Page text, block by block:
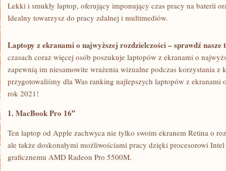
Lekki i smukły laptop, oferujący imponujący⁣ czas ⁣pracy na​ baterii
Idealny towarzysz do pracy zdalnej i multimediów.
Laptopy⁤ z ekranami⁤ o najwyższej rozdzielczości – sprawdź nasze
⁣czasach ⁢coraz więcej osób poszukuje⁣ laptopów z ekranami o
zapewnią im⁢ niesamowite wrażenia wizualne podczas korzystania z
przygotowaliśmy dla Was ranking najlepszych laptopów z ekranami
rok 2021!
1.⁣ MacBook⁣ Pro 16″
Ten laptop od Apple zachwyca nie tylko swoim ekranem Retina o‍
ale także doskonałymi możliwościami pracy dzięki procesorowi
graficznemu AMD Radeon⁤ Pro 5500M.